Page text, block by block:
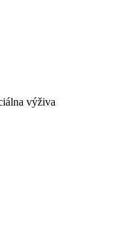
výživa